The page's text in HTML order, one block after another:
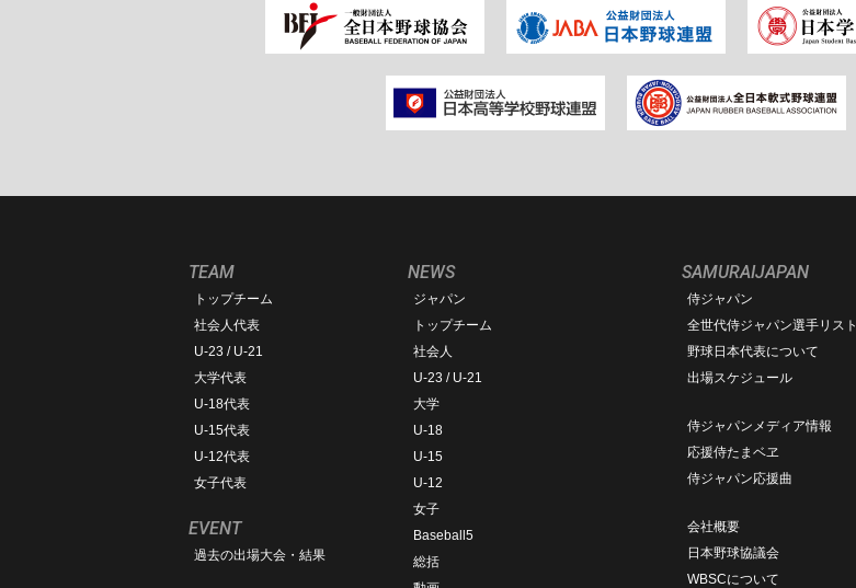
TEAM
トップチーム
社会人代表
U-23 / U-21
大学代表
U-18代表
U-15代表
U-12代表
女子代表
EVENT
過去の出場大会・結果
NEWS
ジャパン
トップチーム
社会人
U-23 / U-21
大学
U-18
U-15
U-12
女子
Baseball5
総括
SAMURAIJAPAN
侍ジャパン
全世代侍ジャパン選手リスト
野球日本代表について
出場スケジュール
侍ジャパンメディア情報
応援侍たまベヱ
侍ジャパン応援曲
会社概要
日本野球協議会
WBSCについて